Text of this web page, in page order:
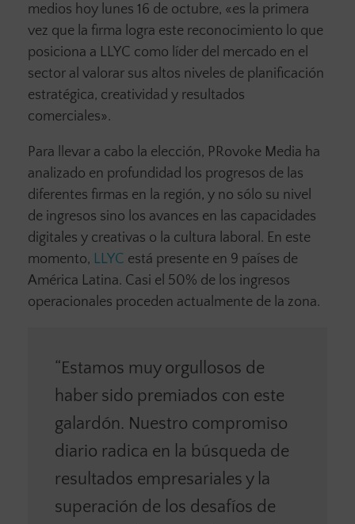
medios hoy lunes 16 de octubre, «es la primera
vez que la firma logra este reconocimiento lo que
posiciona a LLYC como líder del mercado en el
sector al valorar sus altos niveles de planificación
estratégica, creatividad y resultados
comerciales».
Para llevar a cabo la elección, PRovoke Media ha
analizado en profundidad los progresos de las
diferentes firmas en la región, y no sólo su nivel
de ingresos sino los avances en las capacidades
digitales y creativas o la cultura laboral. En este
momento, LLYC está presente en 9 países de
América Latina. Casi el 50% de los ingresos
operacionales proceden actualmente de la zona.
“Estamos muy orgullosos de
haber sido premiados con este
galardón. Nuestro compromiso
diario radica en la búsqueda de
resultados empresariales y la
superación de los desafíos de